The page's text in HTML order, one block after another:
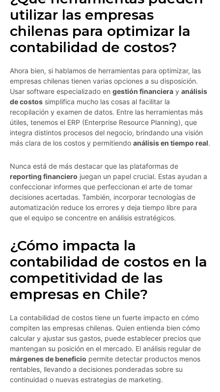
utilizar las empresas
chilenas para optimizar la
contabilidad de costos?
Ahora bien, si hablamos de herramientas para optimizar, las
empresas chilenas tienen varias opciones a su disposición.
Usar software especializado en gestión financiera y análisis
de costos simplifica mucho las cosas al facilitar la
recopilación y examen de datos. Entre las herramientas más
útiles, tenemos el ERP (Enterprise Resource Planning), que
integra distintos procesos del negocio, brindando una visión
más clara de los costos y permitiendo análisis en tiempo real.
Nunca está de más destacar que las plataformas de
reporting financiero juegan un papel crucial. Estas ayudan a
confeccionar informes que perfeccionan el arte de tomar
decisiones acertadas. También, incorporar tecnologías de
automatización reduce los errores y deja tiempo libre para
que el equipo se concentre en análisis estratégicos.
¿Cómo impacta la
contabilidad de costos en la
competitividad de las
empresas en Chile?
La contabilidad de costos tiene un fuerte impacto en cómo
compiten las empresas chilenas. Quien entienda bien cómo
calcular y ajustar sus gastos, puede establecer precios que
mantengan su posición en el mercado. El análisis regular de
márgenes de beneficio permite detectar productos menos
rentables, llevando a decisiones ponderadas sobre su
continuidad o nuevas estrategias de marketing.